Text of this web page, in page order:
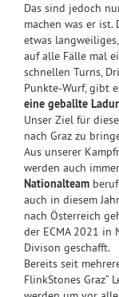
Das sind jedoch
machen was er
etwas
auf alle Fälle mal
schnellen Turns,
Punkte-Wurf, gibt
eine geballte
Unser Ziel für
nach Graz zu
Aus unserer
werden auch
Nationalteam
auch in diesem
nach Österreich
der ECMA 2021 in
Divison geschafft.
Bereits seit
FlinkStones Graz“